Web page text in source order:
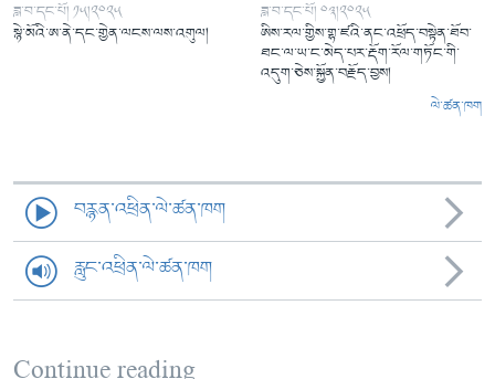
ཟླ་བ་དང་པོ། ༡༥།༢༠༢༥
སྙེ་མོའི་ཨ་ནེ་དང་གྱེན་ལངས་ལས་འགུལ།
ཟླ་བ་དང་པོ། ༠༣།༢༠༢༥
ཨིས་རལ་གྱིས་གྷ་ཛའི་ནང་འཕྲོད་བསྟེན་ཐོབ་
ཐང་ལ་ཡ་ང་མེད་པར་རྡོག་རོལ་གཏོང་གི་
འདུག་ཅེས་སྐྱོན་བརྗོད་བྱས།
ལེ་ཚན་ཁག
བརྙན་འཕྲིན་ལེ་ཚན་ཁག
རླུང་འཕྲིན་ལེ་ཚན་ཁག